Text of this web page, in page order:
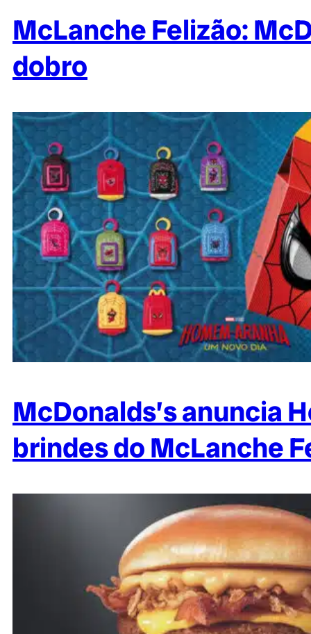
McLanche Felizão:
dobro
McDonalds’s anuncia
brindes do McLanche